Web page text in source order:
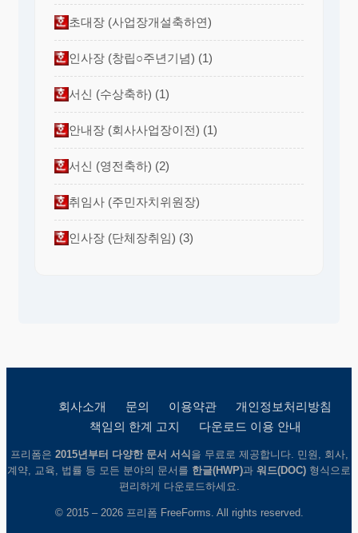
초대장 (사업장개설축하연)
인사장 (창립○주년기념) (1)
서신 (수상축하) (1)
안내장 (회사사업장이전) (1)
서신 (영전축하) (2)
취임사 (주민자치위원장)
인사장 (단체장취임) (3)
회사소개 문의 이용약관
개인정보처리방침
책임의 한계 고지
다운로드 이용 안내
프리폼은 2015년부터 다양한 문서 서식 을 무료로 제공합니다. 민원, 회사,
계약, 교육, 법률 등 모든 분야의 문서를 한글(HWP)과 워드(DOC) 형식으로
편리하게 다운로드하세요.
© 2015 – 2026 프리폼 FreeForms. All rights reserved.